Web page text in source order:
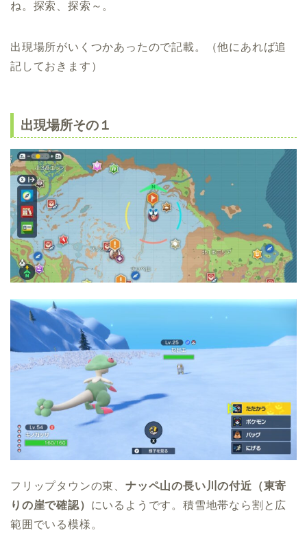
ね。探索、探索～。
出現場所がいくつかあったので記載。（他にあれば追
記しておきます）
出現場所その１
フリップタウンの東、 ナッペ山の長い川の付近（東寄
りの崖で確認） にいるようです。積雪地帯なら割と広
範囲でいる模様。